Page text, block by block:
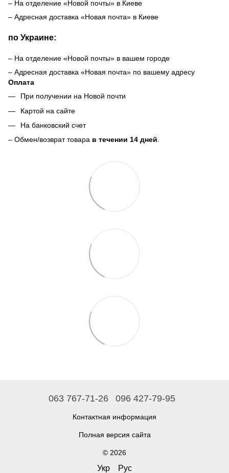
– На отделение «Новой почты» в Киеве
– Адресная доставка «Новая почта» в Киеве
по Украине:
– На отделение «Новой почты» в вашем городе
– Адресная доставка «Новая почта» по вашему адресу
Оплата
При получении на Новой почти
Картой на сайте
На банковский счет
– Обмен/возврат товара в течении 14 дней.
063 767-71-26 096 427-79-95
Контактная информация
Полная версия сайта
© 2026
Укр Рус